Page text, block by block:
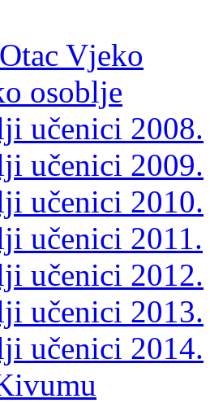
Vjeko
osoblje
učenici 2008.
učenici 2009.
učenici 2010.
učenici 2011.
učenici 2012.
učenici 2013.
učenici 2014.